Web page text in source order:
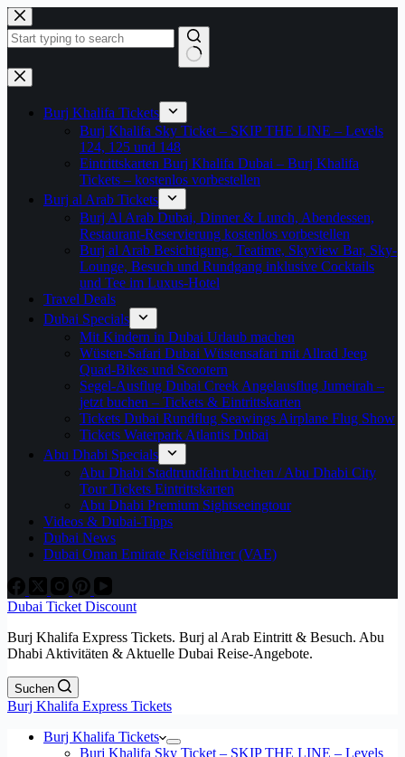
Zum
Inhalt
springen
Keine
Ergebnisse
Burj Khalifa Tickets
Burj Khalifa Sky Ticket – SKIP THE LINE – Levels
124, 125 und 148
Eintrittskarten Burj Khalifa Dubai – Burj Khalifa
Tickets – kostenlos vorbestellen
Burj al Arab Tickets
Burj Al Arab Dubai, Dinner & Lunch, Abendessen,
Restaurant-Reservierung kostenlos vorbestellen
Burj al Arab Besichtigung, Teatime, Skyview Bar, Sky-
Lounge, Besuch und Rundgang inklusive Cocktails
und Tee im Luxus-Hotel
Travel Deals
Dubai Specials
Mit Kindern in Dubai Urlaub machen
Wüsten-Safari Dubai Wüstensafari mit Allrad Jeep
Quad-Bikes und Scootern
Segel-Ausflug Dubai Creek Angelausflug Jumeirah –
jetzt buchen – Tickets & Eintrittskarten
Tickets Dubai Rundflug Seawings Airplane Flug Show
Tickets Waterpark Atlantis Dubai
Abu Dhabi Specials
Abu Dhabi Stadtrundfahrt buchen / Abu Dhabi City
Tour Tickets Eintrittskarten
Abu Dhabi Premium Sightseeingtour
Videos & Dubai-Tipps
Dubai News
Dubai Oman Emirate Reiseführer (VAE)
Dubai Ticket Discount
Burj Khalifa Express Tickets. Burj al Arab Eintritt & Besuch. Abu
Dhabi Aktivitäten & Aktuelle Dubai Reise-Angebote.
Suchen
Burj Khalifa Express Tickets
Burj Khalifa Tickets
Burj Khalifa Sky Ticket – SKIP THE LINE – Levels